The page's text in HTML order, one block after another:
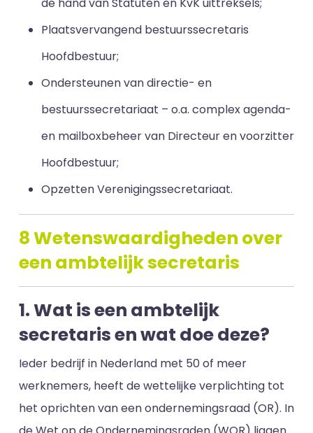
Plaatsvervangend bestuurssecretaris
Hoofdbestuur;
Ondersteunen van directie- en
bestuurssecretariaat – o.a. complex agenda-
en mailboxbeheer van Directeur en voorzitter
Hoofdbestuur;
Opzetten Verenigingssecretariaat.
8 Wetenswaardigheden over
een ambtelijk secretaris
1. Wat is een ambtelijk
secretaris en wat doe deze?
Ieder bedrijf in Nederland met 50 of meer
werknemers, heeft de wettelijke verplichting tot
het oprichten van een ondernemingsraad (OR). In